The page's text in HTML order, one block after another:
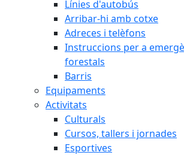
Línies d'autobús
Arribar-hi amb cotxe
Adreces i telèfons
Instruccions per a
forestals
Barris
Equipaments
Activitats
Culturals
Cursos, tallers i jornades
Esportives